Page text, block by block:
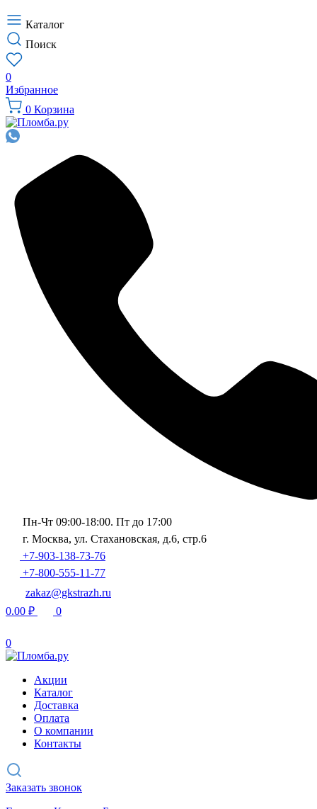
Каталог
Поиск
0
Избранное
0 Корзина
Пн-Чт 09:00-18:00. Пт до 17:00
г. Москва, ул. Стахановская, д.6, стр.6
+7-903-138-73-76
+7-800-555-11-77
zakaz@gkstrazh.ru
0.00 ₽ 0
0
Акции
Каталог
Доставка
Оплата
О компании
Контакты
Заказать звонок